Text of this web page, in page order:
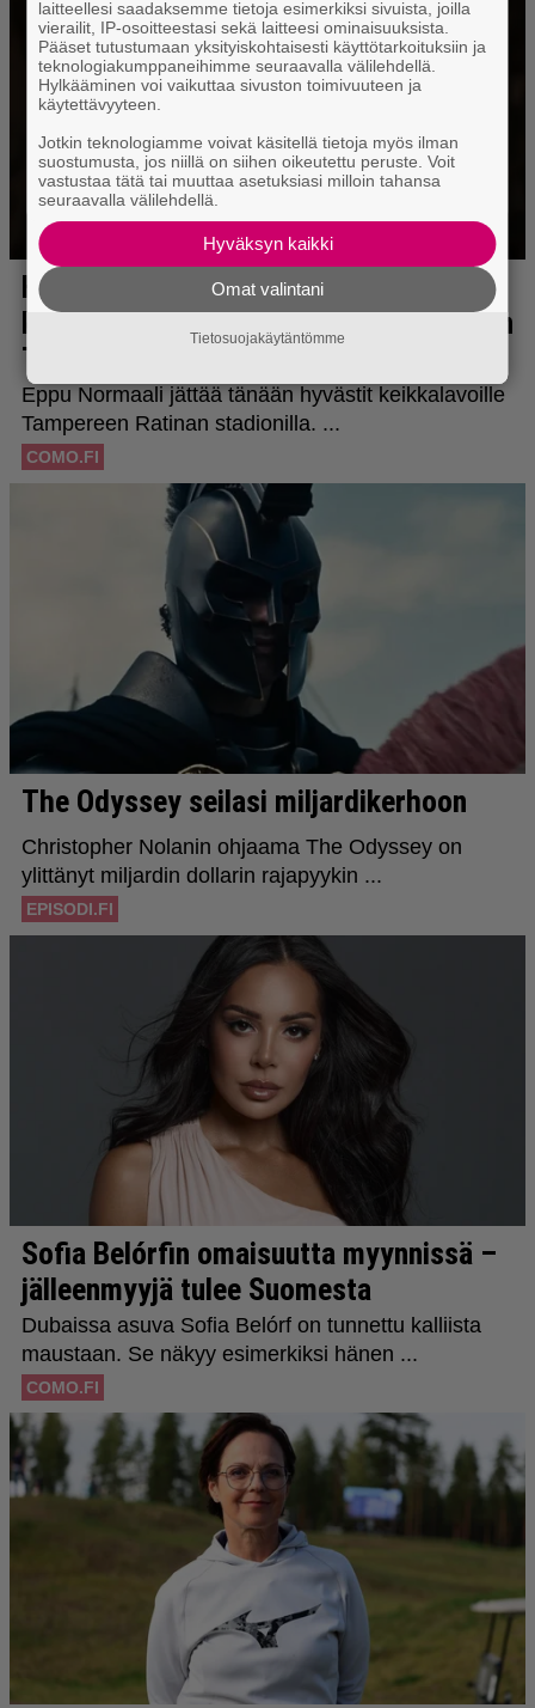
laitteellesi saadaksemme tietoja esimerkiksi sivuista, joilla
vierailit, IP-osoitteestasi sekä laitteesi ominaisuuksista.
Pääset tutustumaan yksityiskohtaisesti käyttötarkoituksiin ja
teknologiakumppaneihimme seuraavalla välilehdellä.
Hylkääminen voi vaikuttaa sivuston toimivuuteen ja
käytettävyyteen.
Jotkin teknologiamme voivat käsitellä tietoja myös ilman
suostumusta, jos niillä on siihen oikeutettu peruste. Voit
vastustaa tätä tai muuttaa asetuksiasi milloin tahansa
seuraavalla välilehdellä.
Hyväksyn kaikki
Omat valintani
Tietosuojakäytäntömme